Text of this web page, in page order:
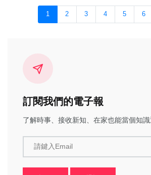
1 2 3 4 5 6
訂閱我們的電子報
了解時事、接收新知、在家也能當個知識
請鍵入Email